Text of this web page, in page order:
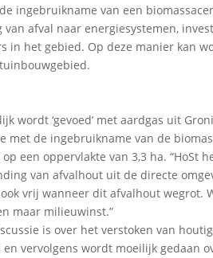
ingebruikname van een
afval naar energiesystemen,
in het gebied. Op deze manier kan
wordt ‘gevoed’ met aardgas uit
met de ingebruikname van de
een oppervlakte van 3,3 ha. “HoSt
van afvalhout uit de directe
vrij wanneer dit afvalhout wegrot.
maar milieuwinst.”
is over het verstoken van
vervolgens wordt moeilijk gedaan